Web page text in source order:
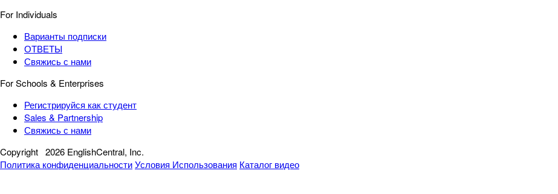
For Individuals
Варианты подписки
ОТВЕТЫ
Свяжись с нами
For Schools & Enterprises
Регистрируйся как студент
Sales & Partnership
Свяжись с нами
Copyright 2026 EnglishCentral, Inc.
Политика конфиденциальностиУсловия Использования Каталог видео